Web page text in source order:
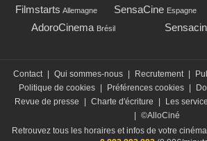
Filmstarts Allemagne SensaCine Espagne
AdoroCinema Brésil
Contact Qui sommes-nous Recrutement
Politique de cookies
Préférences cookies
Revue de presse
Charte d'écriture Les
©AlloCiné
Retrouvez tous les horaires et infos de votre